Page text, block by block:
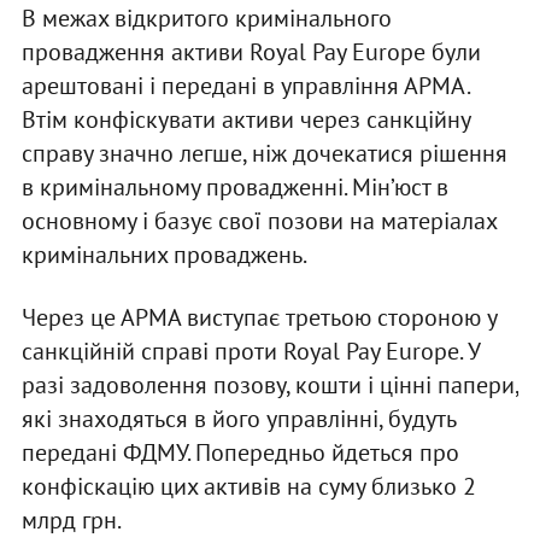
В межах відкритого кримінального
провадження активи Royal Pay Europe були
арештовані і передані в управління АРМА.
Втім конфіскувати активи через санкційну
справу значно легше, ніж дочекатися рішення
в кримінальному провадженні. Мін’юст в
основному і базує свої позови на матеріалах
кримінальних проваджень.
Через це АРМА виступає третьою стороною у
санкційній справі проти Royal Pay Europe. У
разі задоволення позову, кошти і цінні папери,
які знаходяться в його управлінні, будуть
передані ФДМУ. Попередньо йдеться про
конфіскацію цих активів на суму близько 2
млрд грн.